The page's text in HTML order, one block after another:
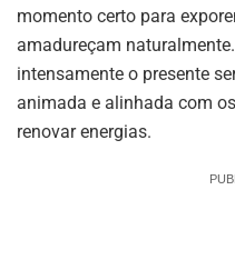
momento certo para
amadureçam
intensamente o presente
animada e alinhada com
renovar energias.